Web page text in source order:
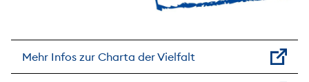
Mehr Infos zur Charta der Vielfalt